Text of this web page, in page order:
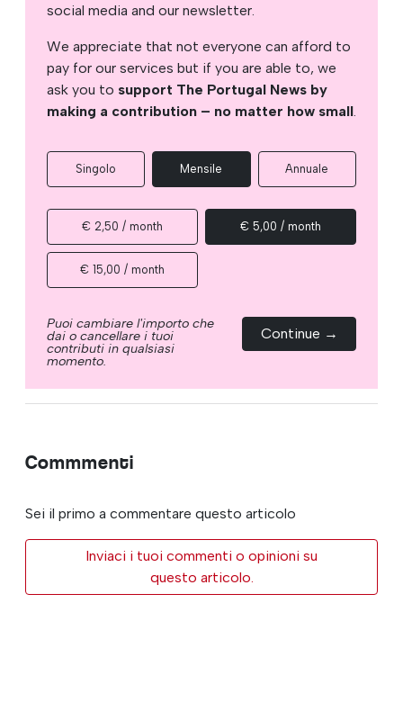
social media and our newsletter.
We appreciate that not everyone can afford to
pay for our services but if you are able to, we
ask you to support The Portugal News by
making a contribution – no matter how small.
Singolo Mensile Annuale
€ 2,50 / month € 5,00 / month
€ 15,00 / month
Puoi cambiare l'importo che
dai o cancellare i tuoi
contributi in qualsiasi
momento.
Continue →
Commmenti
Sei il primo a commentare questo articolo
Inviaci i tuoi commenti o opinioni su
questo articolo.